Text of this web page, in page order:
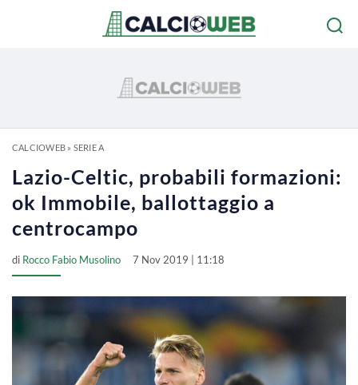
CALCIOWEB» SERIE A
Lazio-Celtic, probabili formazioni:
ok Immobile, ballottaggio a
centrocampo
di Rocco Fabio Musolino 7 Nov 2019 | 11:18